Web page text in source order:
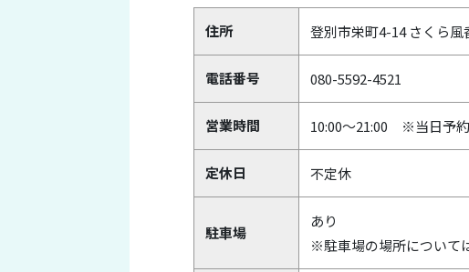
住所 登別市栄町4-14 さくら風
電話番号 080-5592-4521
営業時間 10:00～21:00 ※当日予
定休日 不定休
駐車場
あり
※駐車場の場所について